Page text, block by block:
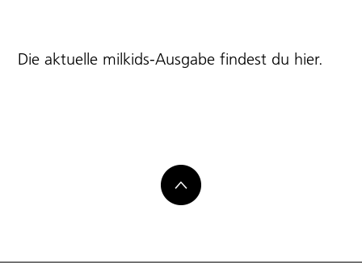
Die aktuelle milkids-Ausgabe findest du hier.